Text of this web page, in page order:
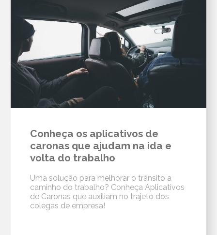
Conheça os aplicativos de
caronas que ajudam na ida e
volta do trabalho
Uma solução para melhorar o trânsito a
caminho do trabalho? Conheça Aplicativos
de Caronas que auxiliam no trajeto dos
colegas de empresa!